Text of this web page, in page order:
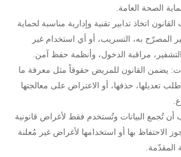
الصحة العامة.
اتخاذ تدابير تقنية وإدارية مناسبة لحماية
المصرّح به، التسريب، أو أي استخدام غير
مراقبة الدخول، وأنظمة حفظ آمن.
يضمن القانون للمريض حقوقاً مثل معرفة ما
طلب تعديلها، حذفها، أو الاعتراض على معالجتها
تُجمع البيانات وتُستخدم فقط لأغراض قانونية
الاحتفاظ بها أو استخدامها لأغراض غير مُعلنة
المقدّمة.